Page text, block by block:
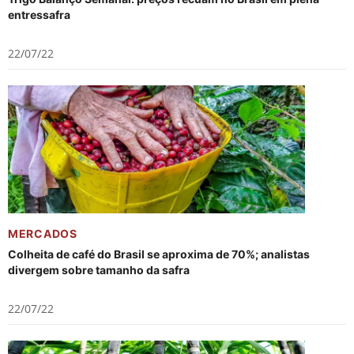
entressafra
22/07/22
MERCADOS
Colheita de café do Brasil se aproxima de 70%; analistas
divergem sobre tamanho da safra
22/07/22